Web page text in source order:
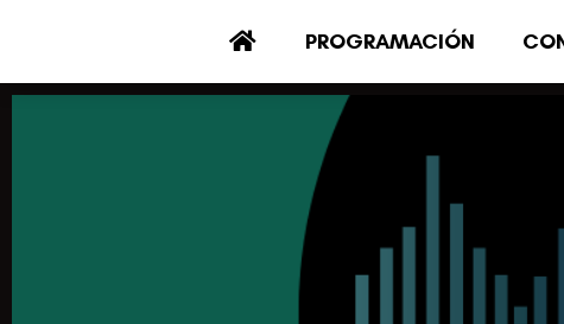
PROGRAMACIÓN